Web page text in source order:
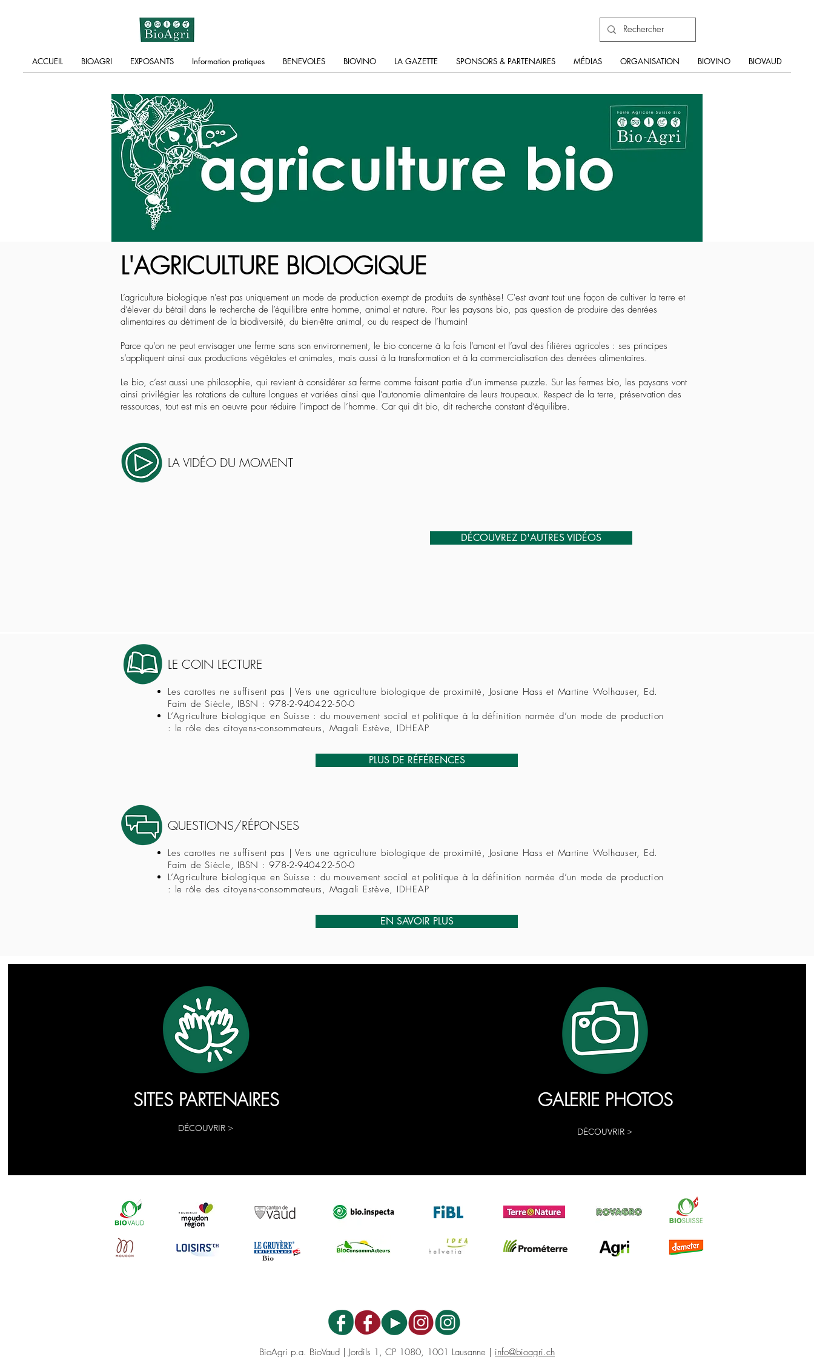
ACCUEIL BIOAGRI EXPOSANTS Information pratiques BENEVOLES BIOVINO LA GAZETTE SPONSORS & PARTENAIRES MÉDIAS ORGANISATION BIOVINO BIOVAUD
L'AGRICULTURE BIOLOGIQUE
L’agriculture biologique n'est pas uniquement un mode de production exempt de produits de synthèse! C'est avant tout une façon de cultiver la terre et
d’élever du bétail dans le recherche de l’équilibre entre homme, animal et nature. Pour les paysans bio, pas question de produire des denrées
alimentaires au détriment de la biodiversité, du bien-être animal, ou du respect de l’humain!
Parce qu’on ne peut envisager une ferme sans son environnement, le bio concerne à la fois l’amont et l’aval des filières agricoles : ses principes
s’appliquent ainsi aux productions végétales et animales, mais aussi à la transformation et à la commercialisation des denrées alimentaires.
Le bio, c’est aussi une philosophie, qui revient à considérer sa ferme comme faisant partie d’un immense puzzle. Sur les fermes bio, les paysans vont
ainsi privilégier les rotations de culture longues et variées ainsi que l’autonomie alimentaire de leurs troupeaux. Respect de la terre, préservation des
ressources, tout est mis en oeuvre pour réduire l’impact de l’homme. Car qui dit bio, dit recherche constant d’équilibre.
LA VIDÉO DU MOMENT
DÉCOUVREZ D'AUTRES VIDÉOS
LE COIN LECTURE
Les carottes ne suffisent pas | Vers une agriculture biologique de proximité, Josiane Hass et Martine Wolhauser, Ed.
Faim de Siècle, IBSN : 978-2-940422-50-0
L’Agriculture biologique en Suisse : du mouvement social et politique à la définition normée d’un mode de production
: le rôle des citoyens-consommateurs, Magali Estève, IDHEAP
PLUS DE RÉFÉRENCES
QUESTIONS/RÉPONSES
Les carottes ne suffisent pas | Vers une agriculture biologique de proximité, Josiane Hass et Martine Wolhauser, Ed.
Faim de Siècle, IBSN : 978-2-940422-50-0
L’Agriculture biologique en Suisse : du mouvement social et politique à la définition normée d’un mode de production
: le rôle des citoyens-consommateurs, Magali Estève, IDHEAP
EN SAVOIR PLUS
SITES PARTENAIRES
DÉCOUVRIR >
GALERIE PHOTOS
DÉCOUVRIR >
BioAgri p.a. BioVaud | Jordils 1, CP 1080, 1001 Lausanne | info@bioagri.ch